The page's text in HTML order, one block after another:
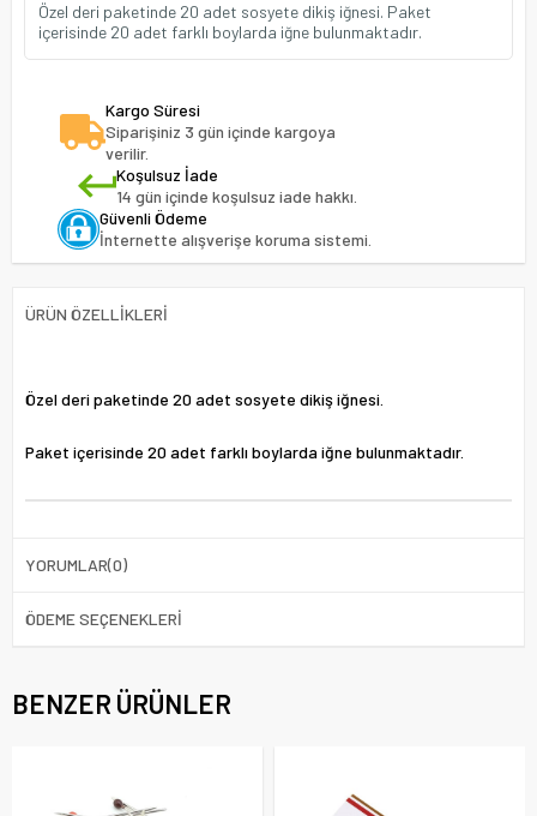
Özel deri paketinde 20 adet sosyete dikiş iğnesi. Paket
içerisinde 20 adet farklı boylarda iğne bulunmaktadır.
Kargo Süresi
Siparişiniz 3 gün içinde kargoya
verilir.
Koşulsuz İade
14 gün içinde koşulsuz iade hakkı.
Güvenli Ödeme
İnternette alışverişe koruma sistemi.
ÜRÜN ÖZELLIKLERI
Özel deri paketinde 20 adet sosyete dikiş iğnesi.
Paket içerisinde 20 adet farklı boylarda iğne bulunmaktadır.
YORUMLAR(0)
ÖDEME SEÇENEKLERI
BENZER ÜRÜNLER